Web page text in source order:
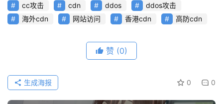
cc攻击 cdn ddos
ddos攻击
海外cdn
网站访问 香港cdn 高防cdn
赞 (0)
0 0
生成海报